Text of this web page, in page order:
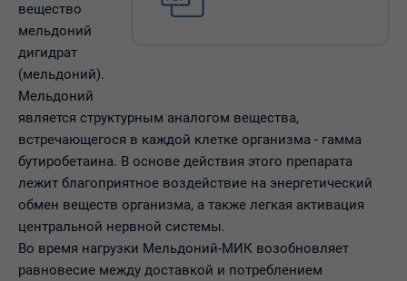
вещество
мельдоний
дигидрат
(мельдоний).
Мельдоний
является структурным аналогом вещества,
встречающегося в каждой клетке организма - гамма
бутиробетаина. В основе действия этого препарата
лежит благоприятное воздействие на энергетический
обмен веществ организма, а также легкая активация
центральной нервной системы.
Во время нагрузки Мельдоний-МИК возобновляет
равновесие между доставкой и потреблением